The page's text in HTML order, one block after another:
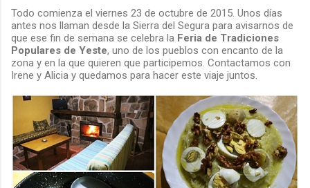
Todo comienza el viernes 23 de octubre de 2015. Unos días
antes nos llaman desde la Sierra del Segura para avisarnos de
que ese fin de semana se celebra la Feria de Tradiciones
Populares de Yeste, uno de los pueblos con encanto de la
zona y en la que quieren que participemos. Contactamos con
Irene y Alicia y quedamos para hacer este viaje juntos.